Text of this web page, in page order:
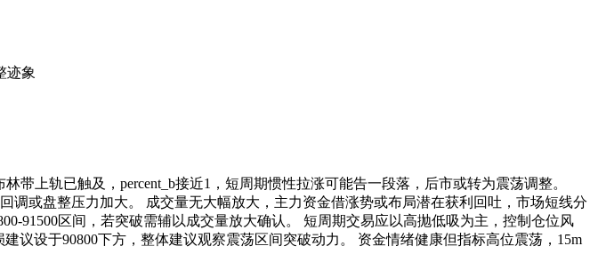
迹象
上轨已触及，percent_b接近1，短周期惯性拉涨可能告一段落，后市或转为震荡调整。
或盘整压力加大。 成交量无大幅放大，主力资金借涨势或布局潜在获利回吐，市场短线分
91500区间，若突破需辅以成交量放大确认。 短周期交易应以高抛低吸为主，控制仓位风
议设于90800下方，整体建议观察震荡区间突破动力。 资金情绪健康但指标高位震荡，15m